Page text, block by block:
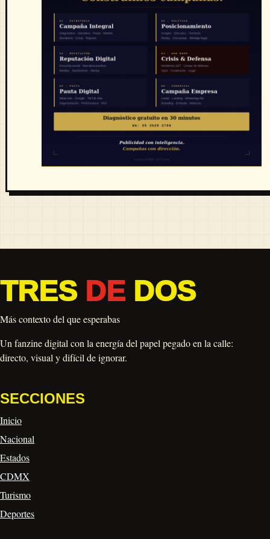
TRES DEDOS
Más contexto del que esperabas
Un fanzine digital con la energía del papel pegado en la calle:
directo, visual y difícil de ignorar.
SECCIONES
Inicio
Nacional
Estados
CDMX
Turismo
Deportes